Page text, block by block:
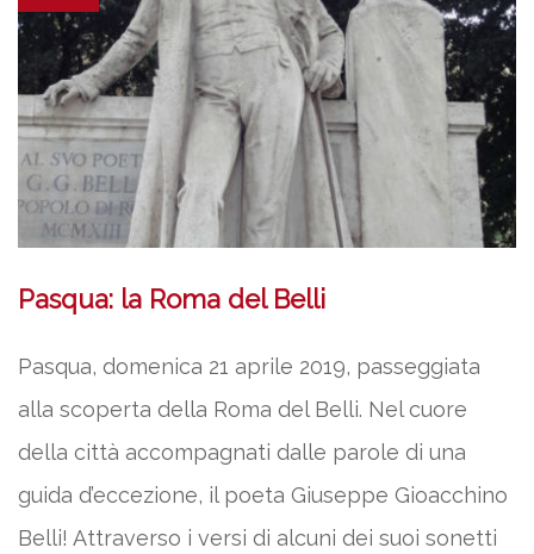
Pasqua: la Roma del Belli
Pasqua, domenica 21 aprile 2019, passeggiata
alla scoperta della Roma del Belli. Nel cuore
della città accompagnati dalle parole di una
guida d’eccezione, il poeta Giuseppe Gioacchino
Belli! Attraverso i versi di alcuni dei suoi sonetti